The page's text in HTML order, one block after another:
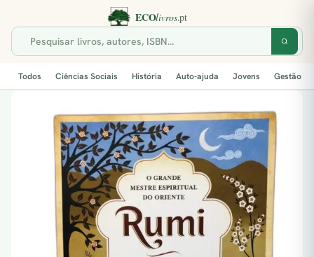
Todos Ciências Sociais História Auto-ajuda Jovens Gestão